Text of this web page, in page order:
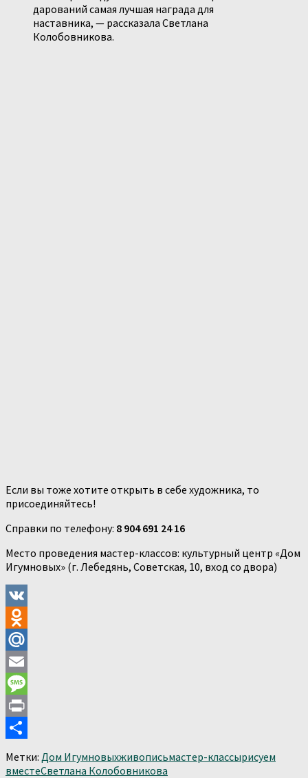
дарований самая лучшая награда для
наставника, — рассказала Светлана
Колобовникова.
Если вы тоже хотите открыть в себе художника, то
присоединяйтесь!
Справки по телефону: 8 904 691 24 16
Место проведения мастер-классов: культурный центр «Дом
Игумновых» (г. Лебедянь, Советская, 10, вход со двора)
VK
Odnoklassniki
Mail.Ru
Email
Message
Print
Метки: Дом Игумновыхживописьмастер-классырисуем
вместеСветлана Колобовникова